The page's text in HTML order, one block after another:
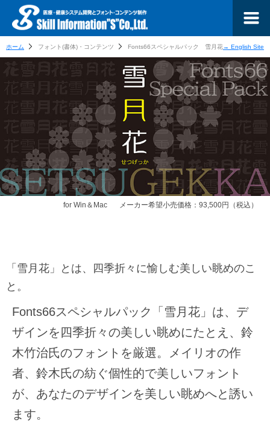
ホーム フォント(書体)・コンテンツ Fonts66スペシャルパック 雪月花→ English Site
for Win＆Mac メーカー希望小売価格：93,500円（税込）
「雪月花」とは、四季折々に愉しむ美しい眺めのこ
と。
Fonts66スペシャルパック「雪月花」は、デ
ザインを四季折々の美しい眺めにたとえ、鈴
木竹治氏のフォントを厳選。メイリオの作
者、鈴木氏の紡ぐ個性的で美しいフォント
が、あなたのデザインを美しい眺めへと誘い
ます。